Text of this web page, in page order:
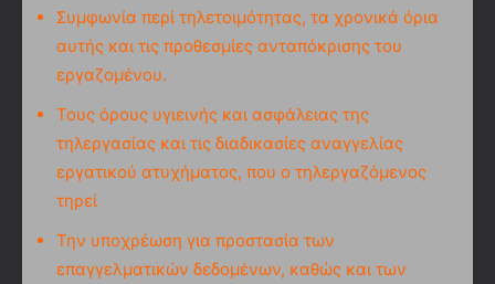
Συμφωνία περί τηλετοιμότητας, τα χρονικά όρια
αυτής και τις προθεσμίες ανταπόκρισης του
εργαζομένου.
Τους όρους υγιεινής και ασφάλειας της
τηλεργασίας και τις διαδικασίες αναγγελίας
εργατικού ατυχήματος, που ο τηλεργαζόμενος
τηρεί
Την υποχρέωση για προστασία των
επαγγελματικών δεδομένων, καθώς και των